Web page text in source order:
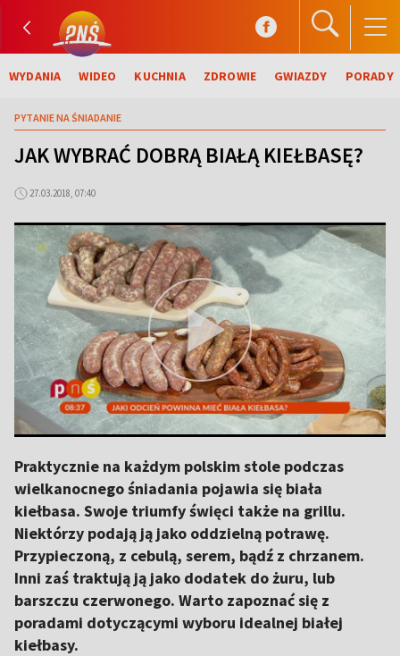
WYDANIA WIDEO KUCHNIA ZDROWIE GWIAZDY PORADY
PYTANIE NA ŚNIADANIE
JAK WYBRAĆ DOBRĄ BIAŁĄ KIEŁBASĘ?
27.03.2018, 07:40
Praktycznie na każdym polskim stole podczas
wielkanocnego śniadania pojawia się biała
kiełbasa. Swoje triumfy święci także na grillu.
Niektórzy podają ją jako oddzielną potrawę.
Przypieczoną, z cebulą, serem, bądź z chrzanem.
Inni zaś traktują ją jako dodatek do żuru, lub
barszczu czerwonego. Warto zapoznać się z
poradami dotyczącymi wyboru idealnej białej
kiełbasy.